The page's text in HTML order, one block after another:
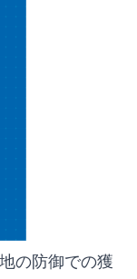
の防御での獲